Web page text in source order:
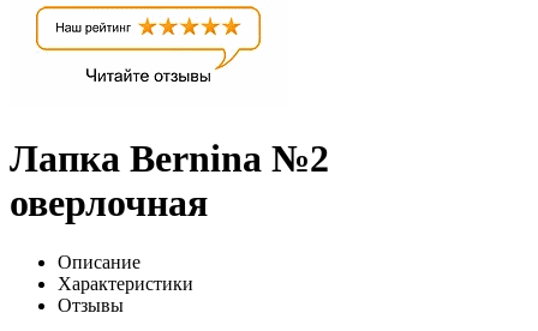
Лапка Bernina №2
оверлочная
Описание
Характеристики
Отзывы